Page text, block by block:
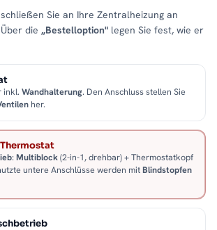
Sie an Ihre Zentralheizung an
Über die „Bestelloption" legen Sie fest, wie er
inkl. Wandhalterung. Den Anschluss stellen Sie
her.
: Multiblock(2-in-1, drehbar) + Thermostatkopf
untere Anschlüsse werden mitBlindstopfen